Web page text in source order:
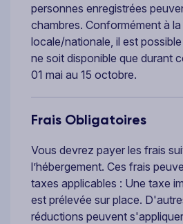
personnes enregistrées
chambres. Conformément à
locale/nationale, il est
ne soit disponible que durant
01 mai au 15 octobre.
Frais Obligatoires
Vous devrez payer les frais
l’hébergement. Ces frais
taxes applicables : Une taxe
est prélevée sur place.
réductions peuvent